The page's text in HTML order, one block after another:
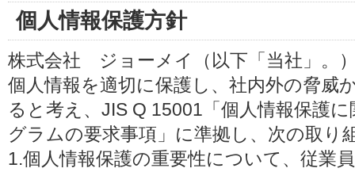
個人情報保護方針
株式会社 ジョーメイ（以下「当社」。
個人情報を適切に保護し、社内外の脅威
ると考え、JIS Q 15001「個人情報保護
グラムの要求事項」に準拠し、次の取り
1.個人情報保護の重要性について、従業